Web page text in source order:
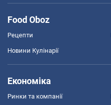
Food Oboz
Рецепти
Новини Кулінарії
Економіка
Ринки та компанії